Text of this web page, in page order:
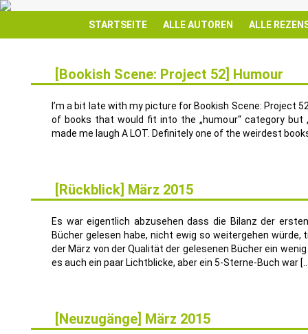
STARTSEITE ALLE AUTOREN ALLE
[Bookish Scene: Project 52] Humour
I’m a bit late with my picture for Bookish Scene: Project
of books that would fit into the „humour“ category but
made me laugh A LOT. Definitely one of the weirdest
[Rückblick] März 2015
Es war eigentlich abzusehen dass die Bilanz der
Bücher gelesen habe, nicht ewig so weitergehen
der März von der Qualität der gelesenen Bücher ein
es auch ein paar Lichtblicke, aber ein 5-Sterne-Buch war
[Neuzugänge] März 2015